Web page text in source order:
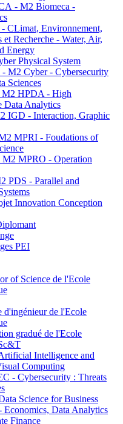
- M2 Biomeca -
CLimat, Environnement,
Recherche - Water, Air,
Energy
Physical System
M2 Cyber - Cybersecurity
Sciences
HPDA - High
Data Analytics
IGD - Interaction, Graphic
MPRI - Foudations of
MPRO - Operation
PDS - Parallel and
Innovation Conception
PEI
of Science de l'Ecole
d'ingénieur de l'Ecole
gradué de l'Ecole
Intelligence and
Computing
- Cybersecurity : Threats
Science for Business
Data Analytics
Finance